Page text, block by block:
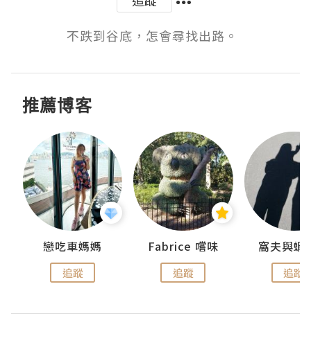
不跌到谷底，怎會尋找出路。 ​​​ ​​​​
推薦博客
戀吃車媽媽
追蹤
Fabrice 嚐味
追蹤
窩夫與蝦
追蹤